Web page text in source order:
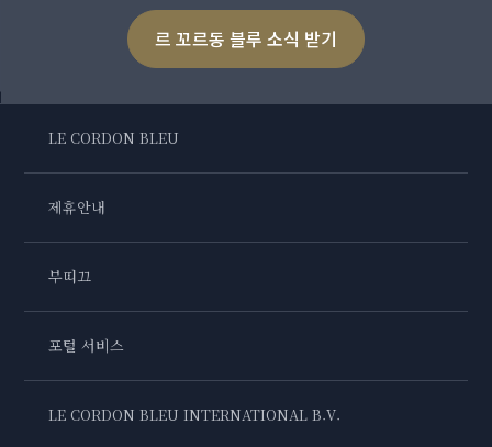
르 꼬르동 블루 소식 받기
LE CORDON BLEU
제휴안내
부띠끄
포털 서비스
LE CORDON BLEU INTERNATIONAL B.V.